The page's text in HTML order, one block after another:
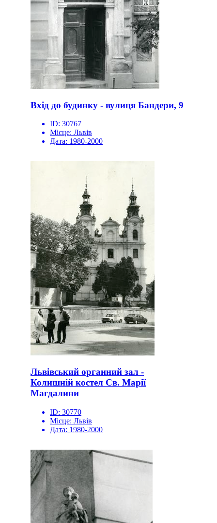
Вхід до будинку - вулиця Бандери, 9
ID: 30767
Місце: Львів
Дата: 1980-2000
Львівський органний зал -
Колишній костел Св. Марії
Магдалини
ID: 30770
Місце: Львів
Дата: 1980-2000